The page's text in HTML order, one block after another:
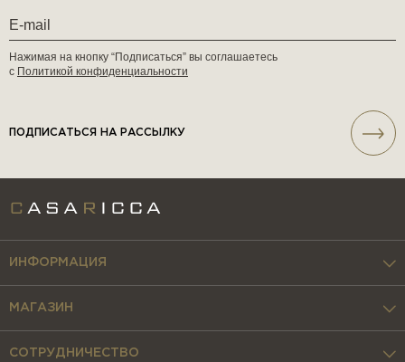
Нажимая на кнопку “Подписаться” вы соглашаетесь
с Политикой конфиденциальности
ПОДПИСАТЬСЯ НА РАССЫЛКУ
ИНФОРМАЦИЯ
МАГАЗИН
СОТРУДНИЧЕСТВО